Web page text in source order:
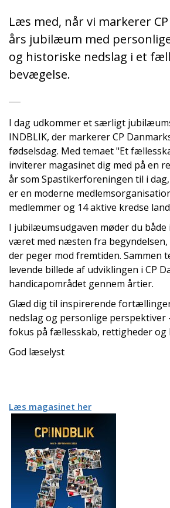
Læs med, når vi markerer
års jubilæum med
og historiske nedslag i et
bevægelse.
I dag udkommer et særligt
INDBLIK, der markerer CP
fødselsdag. Med temaet "Et
inviterer magasinet dig med på en
år som Spastikerforeningen til i
er en moderne
medlemmer og 14 aktive kredse
I jubilæumsudgaven møder du
været med næsten fra begyndelsen,
der peger mod fremtiden. Sammen
levende billede af udviklingen i CP
handicapområdet gennem årtier.
Glæd dig til inspirerende
nedslag og personlige perspektiver
fokus på fællesskab, rettigheder og
God læselyst
Læs magasinet her